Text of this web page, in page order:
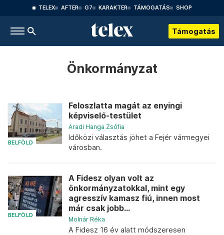
TELEX AFTER G7 KARAKTER TÁMOGATÁS SHOP
Támogatás
Önkormányzat
BELFÖLD
Feloszlatta magát az enyingi
képviselő-testület
Aradi Hanga Zsófia
Időközi választás jöhet a Fejér vármegyei
városban.
BELFÖLD
A Fidesz olyan volt az
önkormányzatokkal, mint egy
agresszív kamasz fiú, innen most
már csak jobb...
Molnár Réka
A Fidesz 16 év alatt módszeresen